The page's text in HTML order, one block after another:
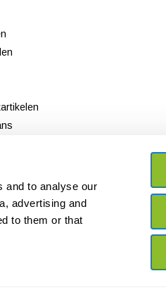
and to analyse our
advertising and
to them or that